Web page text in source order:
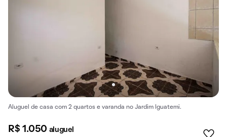
Aluguel de casa com 2 quartos e varanda no Jardim Iguatemi.
R$ 1.050 aluguel